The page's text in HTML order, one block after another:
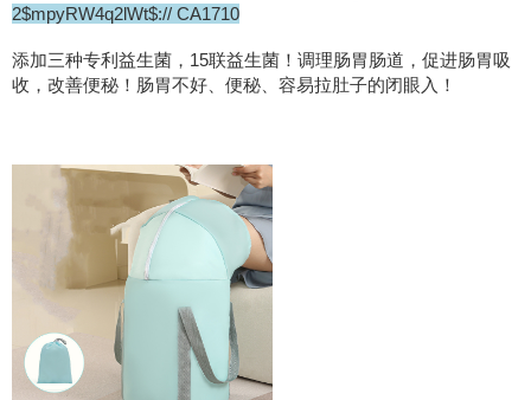
2$mpyRW4q2lWt$:// CA1710
添加三种专利益生菌，15联益生菌！调理肠胃肠道，促进肠胃吸
收，改善便秘！肠胃不好、便秘、容易拉肚子的闭眼入！